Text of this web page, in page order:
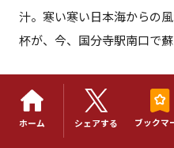
汁。寒い寒い日本海からの
杯が、今、国分寺駅南口で蘇
ホーム シェアする ブックマ